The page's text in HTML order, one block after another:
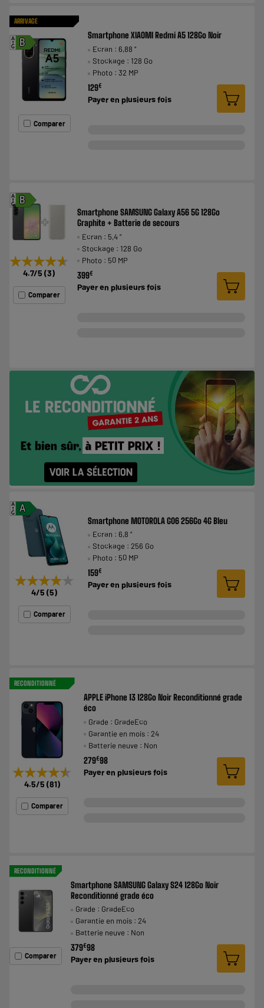
ARRIVAGE
B
A
G
Comparer
Smartphone XIAOMI Redmi A5 128Go Noir
Ecran : 6,88 "
Stockage : 128 Go
Photo : 32 MP
129€
Payer en plusieurs fois
B
A
G
★★★★★
★★★★★
4.7/5 (3)
Comparer
Smartphone SAMSUNG Galaxy A56 5G 128Go
Graphite + Batterie de secours
Ecran : 5,4 "
Stockage : 128 Go
Photo : 50 MP
399€
Payer en plusieurs fois
A
A
G
★★★★★
★★★★★
4/5 (5)
Comparer
Smartphone MOTOROLA G06 256Go 4G Bleu
Ecran : 6,8 "
Stockage : 256 Go
Photo : 50 MP
159€
Payer en plusieurs fois
RECONDITIONNÉ
★★★★★
★★★★★
4.5/5 (81)
Comparer
APPLE iPhone 13 128Go Noir Reconditionné grade
éco
Grade : GradeEco
Garantie en mois : 24
Batterie neuve : Non
279€98
Payer en plusieurs fois
RECONDITIONNÉ
Comparer
Smartphone SAMSUNG Galaxy S24 128Go Noir
Reconditionné grade éco
Grade : GradeEco
Garantie en mois : 24
Batterie neuve : Non
379€98
Payer en plusieurs fois